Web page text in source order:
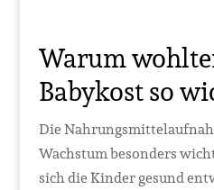
Warum
Babykost so
Die
Wachstum besonders
sich die Kinder gesund